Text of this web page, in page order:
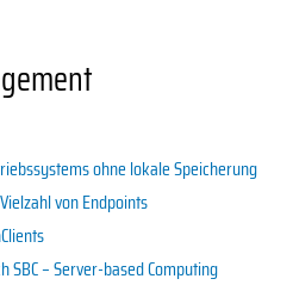
ohne lokale Speicherung
von Endpoints
– Server-based Computing